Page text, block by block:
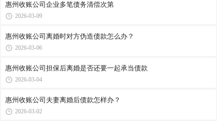
惠州收账公司​企业多笔债务清偿次第
2026-03-09
惠州收账公司​离婚时对方伪造债款怎么办？
2026-03-06
惠州收账公司​担保后离婚是否还要一起承当债款
2026-03-04
惠州收账公司​夫妻离婚后债款怎样办？
2026-03-02